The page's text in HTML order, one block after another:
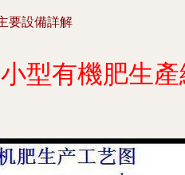
要設備詳解
型有機肥生